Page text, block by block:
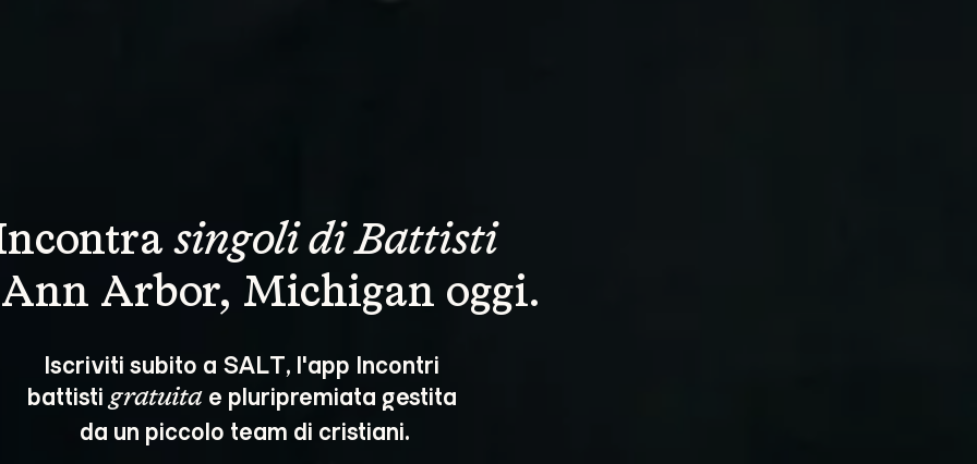
singoli di Battisti
Arbor, Michigan oggi.
Iscriviti subito a SALT, l'app Incontri
battisti gratuita e pluripremiata gestita
da un piccolo team di cristiani.